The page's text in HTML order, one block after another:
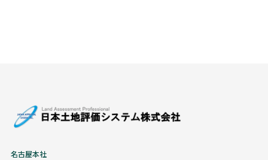
名古屋本社